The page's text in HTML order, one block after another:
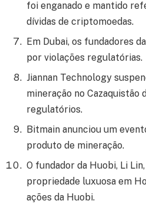
foi enganado e mantido
dívidas de criptomoedas.
Em Dubai, os fundadores
por violações regulatórias.
Jiannan Technology
mineração no Cazaquistão
regulatórios.
Bitmain anunciou um
produto de mineração.
O fundador da Huobi, Li
propriedade luxuosa em
ações da Huobi.